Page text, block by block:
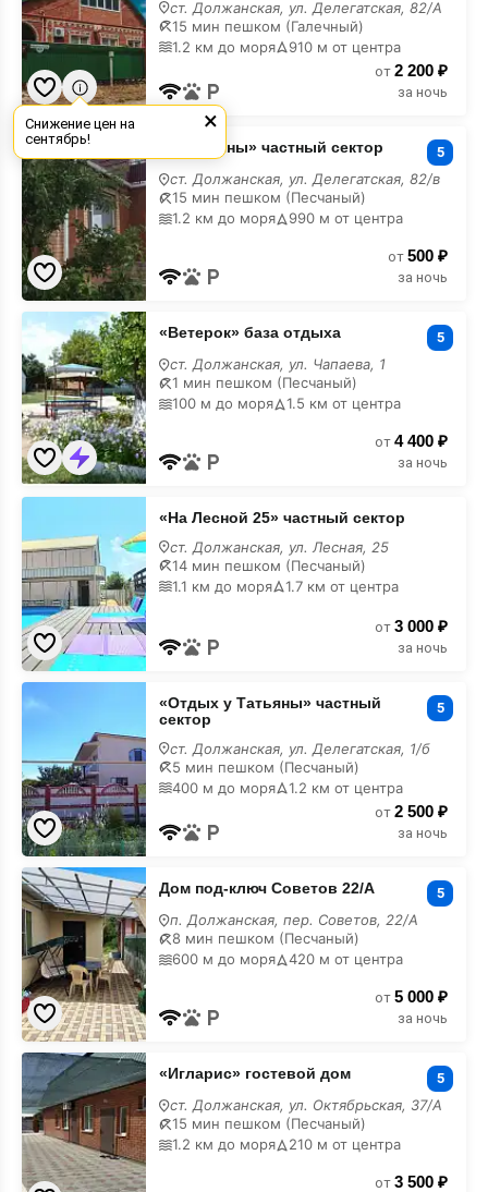
ст. Должанская, ул. Делегатская, 82/А
15 мин пешком (Галечный)
1.2 км до моря
910 м от центра
от 2 200 ₽
за ночь
«У
Татьяны»
частный
сектор
«У Татьяны» частный сектор 5
ст. Должанская, ул. Делегатская, 82/в
15 мин пешком (Песчаный)
1.2 км до моря
990 м от центра
от 500 ₽
за ночь
«Ветерок»
база
отдыха
«Ветерок» база отдыха 5
ст. Должанская, ул. Чапаева, 1
1 мин пешком (Песчаный)
100 м до моря
1.5 км от центра
от 4 400 ₽
за ночь
«На
25»
частный
сектор
«На Лесной 25» частный сектор
ст. Должанская, ул. Лесная, 25
14 мин пешком (Песчаный)
1.1 км до моря
1.7 км от центра
от 3 000 ₽
за ночь
«Отдых
частный
сектор
«Отдых у Татьяны» частный
сектор
5
ст. Должанская, ул. Делегатская, 1/б
5 мин пешком (Песчаный)
400 м до моря
1.2 км от центра
от 2 500 ₽
за ночь
Дом
под-
ключ
Советов
22/
А
Дом под-ключ Советов 22/А 5
п. Должанская, пер. Советов, 22/А
8 мин пешком (Песчаный)
600 м до моря
420 м от центра
от 5 000 ₽
за ночь
«Игларис»
гостевой
дом
«Игларис» гостевой дом 5
ст. Должанская, ул. Октябрьская, 37/А
15 мин пешком (Песчаный)
1.2 км до моря
210 м от центра
от 3 500 ₽
×
Снижение цен на
сентябрь!